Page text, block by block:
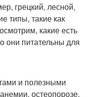
грецкий, лесной,
типы, такие как
какие есть
они питательны для
и полезными
остеопорозе.